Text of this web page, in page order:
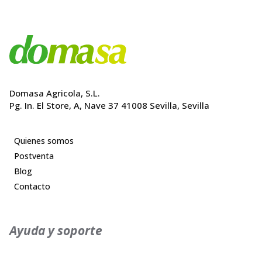
Domasa Agricola, S.L.
Pg. In. El Store, A, Nave 37 41008 Sevilla, Sevilla
Quienes somos
Postventa
Blog
Contacto
Ayuda y soporte